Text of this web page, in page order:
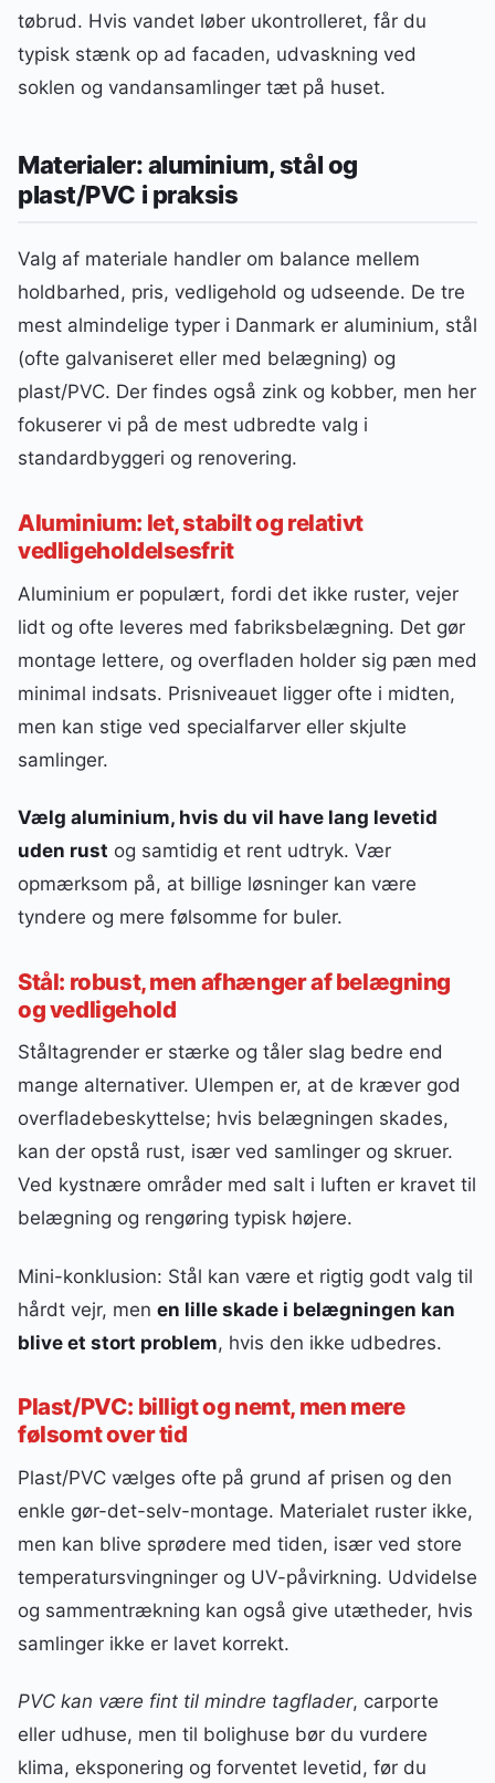
tøbrud. Hvis vandet løber ukontrolleret, får du
typisk stænk op ad facaden, udvaskning ved
soklen og vandansamlinger tæt på huset.
Materialer: aluminium, stål og
plast/PVC i praksis
Valg af materiale handler om balance mellem
holdbarhed, pris, vedligehold og udseende. De tre
mest almindelige typer i Danmark er aluminium, stål
(ofte galvaniseret eller med belægning) og
plast/PVC. Der findes også zink og kobber, men her
fokuserer vi på de mest udbredte valg i
standardbyggeri og renovering.
Aluminium: let, stabilt og relativt
vedligeholdelsesfrit
Aluminium er populært, fordi det ikke ruster, vejer
lidt og ofte leveres med fabriksbelægning. Det gør
montage lettere, og overfladen holder sig pæn med
minimal indsats. Prisniveauet ligger ofte i midten,
men kan stige ved specialfarver eller skjulte
samlinger.
Vælg aluminium, hvis du vil have lang levetid
uden rust og samtidig et rent udtryk. Vær
opmærksom på, at billige løsninger kan være
tyndere og mere følsomme for buler.
Stål: robust, men afhænger af belægning
og vedligehold
Ståltagrender er stærke og tåler slag bedre end
mange alternativer. Ulempen er, at de kræver god
overfladebeskyttelse; hvis belægningen skades,
kan der opstå rust, især ved samlinger og skruer.
Ved kystnære områder med salt i luften er kravet til
belægning og rengøring typisk højere.
Mini-konklusion: Stål kan være et rigtig godt valg til
hårdt vejr, men en lille skade i belægningen kan
blive et stort problem, hvis den ikke udbedres.
Plast/PVC: billigt og nemt, men mere
følsomt over tid
Plast/PVC vælges ofte på grund af prisen og den
enkle gør-det-selv-montage. Materialet ruster ikke,
men kan blive sprødere med tiden, især ved store
temperatursvingninger og UV-påvirkning. Udvidelse
og sammentrækning kan også give utætheder, hvis
samlinger ikke er lavet korrekt.
PVC kan være fint til mindre tagflader, carporte
eller udhuse, men til bolighuse bør du vurdere
klima, eksponering og forventet levetid, før du